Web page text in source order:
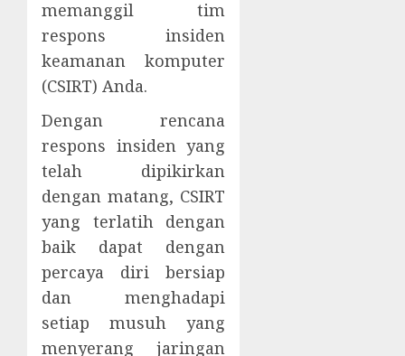
memanggil tim
respons insiden
keamanan komputer
(CSIRT) Anda.
Dengan rencana
respons insiden yang
telah dipikirkan
dengan matang, CSIRT
yang terlatih dengan
baik dapat dengan
percaya diri bersiap
dan menghadapi
setiap musuh yang
menyerang jaringan